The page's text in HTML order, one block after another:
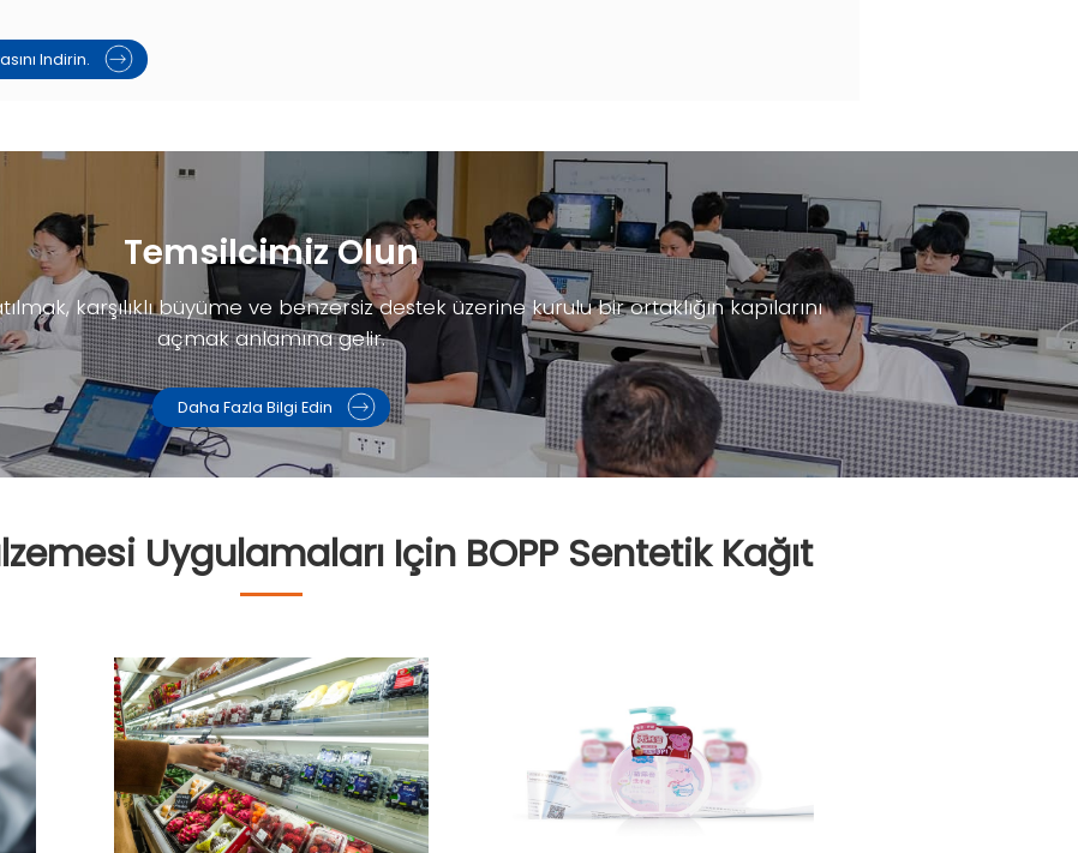
Indirin.
Temsilcimiz Olun
karşılıklı büyüme ve benzersiz destek üzerine kurulu bir ortaklığın kapılarını
açmak anlamına gelir.
Daha Fazla Bilgi Edin
Uygulamaları Için BOPP Sentetik Kağıt